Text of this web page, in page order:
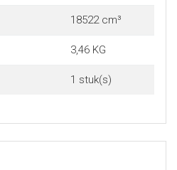
18522 cm³
3,46 KG
1 stuk(s)